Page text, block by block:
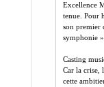
Excellence
tenue. Pour
son premier
symphonie
Casting
Car la crise,
cette